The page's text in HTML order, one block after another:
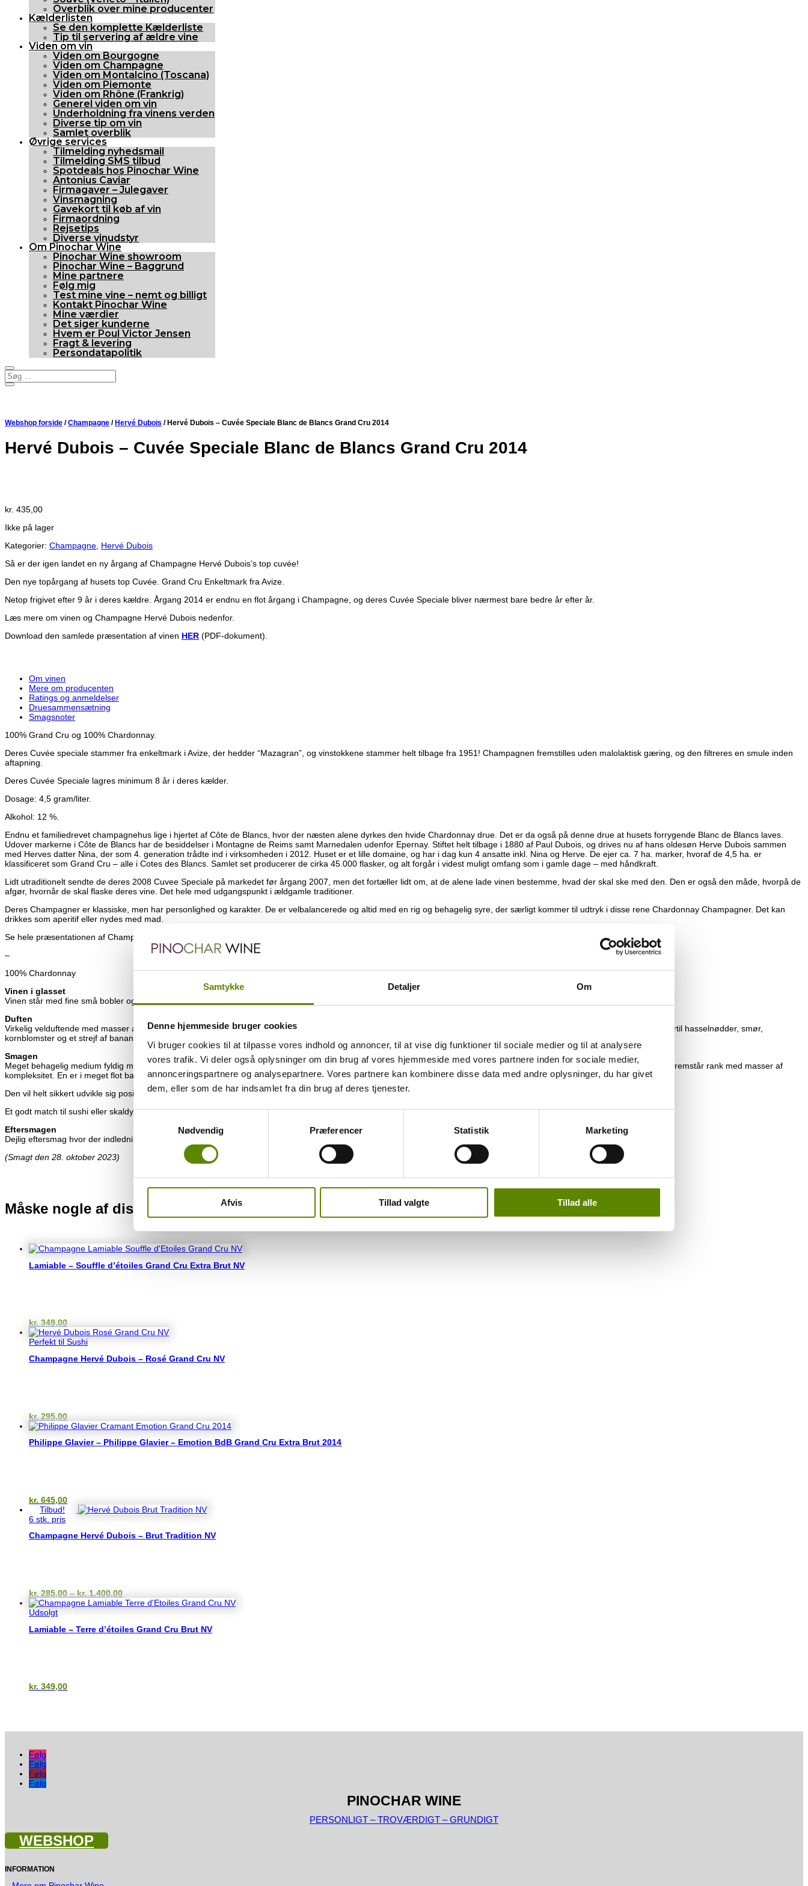
Samtykke Detaljer Om
Denne hjemmeside bruger cookies
Vi bruger cookies til at tilpasse vores indhold og annoncer, til at vise dig funktioner til sociale medier og til at analysere
vores trafik. Vi deler også oplysninger om din brug af vores hjemmeside med vores partnere inden for sociale medier,
annonceringspartnere og analysepartnere. Vores partnere kan kombinere disse data med andre oplysninger, du har givet
dem, eller som de har indsamlet fra din brug af deres tjenester.
Nødvendig
Præferencer Statistik Marketing
Afvis Tillad valgte Tillad alle
Overblik over mine producenter
Kælderlisten
Se den komplette Kælderliste
Tip til servering af ældre vine
Viden om vin
Viden om Bourgogne
Viden om Champagne
Viden om Montalcino (Toscana)
Viden om Piemonte
Viden om Rhône (Frankrig)
Generel viden om vin
Underholdning fra vinens verden
Diverse tip om vin
Samlet overblik
Øvrige services
Tilmelding nyhedsmail
Tilmelding SMS tilbud
Spotdeals hos Pinochar Wine
Antonius Caviar
Firmagaver – Julegaver
Vinsmagning
Gavekort til køb af vin
Firmaordning
Rejsetips
Diverse vinudstyr
Om Pinochar Wine
Pinochar Wine showroom
Pinochar Wine – Baggrund
Mine partnere
Følg mig
Test mine vine – nemt og billigt
Kontakt Pinochar Wine
Mine værdier
Det siger kunderne
Hvem er Poul Victor Jensen
Fragt & levering
Persondatapolitik
Webshop forside /Champagne / Hervé Dubois / Hervé Dubois – Cuvée Speciale Blanc de Blancs Grand Cru 2014
Hervé Dubois – Cuvée Speciale Blanc de Blancs Grand Cru 2014
kr. 435,00
Ikke på lager
Kategorier: Champagne Hervé Dubois
Så er der igen landet en ny årgang af Champagne Hervé Dubois’s top cuvée!
Den nye topårgang af husets top Cuvée. Grand Cru Enkeltmark fra Avize.
Netop frigivet efter 9 år i deres kældre. Årgang 2014 er endnu en flot årgang i Champagne, og deres Cuvée Speciale bliver nærmest bare bedre år efter år.
Læs mere om vinen og Champagne Hervé Dubois nedenfor.
Download den samlede præsentation af vinen HER (PDF-dokument).
Om vinen
Mere om producenten
Ratings og anmeldelser
Druesammensætning
Smagsnoter
100% Grand Cru og 100% Chardonnay.
Deres Cuvée speciale stammer fra enkeltmark i Avize, der hedder “Mazagran”, og vinstokkene stammer helt tilbage fra 1951! Champagnen fremstilles uden malolaktisk gæring, og den filtreres en smule inden
aftapning.
Deres Cuvée Speciale lagres minimum 8 år i deres kælder.
Dosage: 4,5 gram/liter.
Alkohol: 12 %.
Endnu et familiedrevet champagnehus lige i hjertet af Côte de Blancs, hvor der næsten alene dyrkes den hvide Chardonnay drue. Det er da også på denne drue at husets forrygende Blanc de Blancs laves.
Udover markerne i Côte de Blancs har de besiddelser i Montagne de Reims samt Marnedalen udenfor Epernay. Stiftet helt tilbage i 1880 af Paul Dubois, og drives nu af hans oldesøn Herve Dubois sammen
med Herves datter Nina, der som 4. generation trådte ind i virksomheden i 2012. Huset er et lille domaine, og har i dag kun 4 ansatte inkl. Nina og Herve. De ejer ca. 7 ha. marker, hvoraf de 4,5 ha. er
klassificeret som Grand Cru – alle i Cotes des Blancs. Samlet set producerer de cirka 45.000 flasker, og alt forgår i videst muligt omfang som i gamle dage – med håndkraft.
Lidt utraditionelt sendte de deres 2008 Cuvee Speciale på markedet før årgang 2007, men det fortæller lidt om, at de alene lade vinen bestemme, hvad der skal ske med den. Den er også den måde, hvorpå de
afgør, hvornår de skal flaske deres vine. Det hele med udgangspunkt i ældgamle traditioner.
Deres Champagner er klassiske, men har personlighed og karakter. De er velbalancerede og altid med en rig og behagelig syre, der særligt kommer til udtryk i disse rene Chardonnay Champagner. Det kan
drikkes som aperitif eller nydes med mad.
Se hele præsentationen af Champagne Hervé Dubois
–
100% Chardonnay
Vinen i glasset
Vinen står med fine små bobler og en flot lys korngylden farve.
Duften
Virkelig velduftende med masser af frugter med både tropiske og citrus ingredienser. Honningmelon, appelsiner, karambol og disket lim er blot nogle af frugtkomponenterne. Dertil hasselnødder, smør,
kornblomster og et strejf af bananlikør.
Smagen
Meget behagelig medium fyldig mousse, og masser af frisk ung frugt. Den fremstår meget frisk og ung, og med en flot høj koncentration. Syren er præcis og markant, og vinen fremstår rank med masser af
kompleksitet. En er i meget flot balance og en nydelse at drikke allerede nu.
Den vil helt sikkert udvikle sig positivt de næste 5-10 år, og have et par årtiers levetid.
Et godt match til sushi eller skaldyr. Eller blot til lidt fredags caviar…
Eftersmagen
Dejlig eftersmag hvor der indledningsvist er et frisk og let bitter bid fra den unge frugt. Det let bitre bliver liggende lidt, og afløses gradvist af en frisk og meget let sødlig frugt.
(Smagt den 28. oktober 2023)
Måske nogle af disse vine også kunne have din interesse?
Lamiable – Souffle d’étoiles Grand Cru Extra Brut NV
kr. 349,00
Perfekt til Sushi
Champagne Hervé Dubois – Rosé Grand Cru NV
kr. 295,00
Philippe Glavier – Philippe Glavier – Emotion BdB Grand Cru Extra Brut 2014
kr. 645,00
Tilbud!
6 stk. pris
Champagne Hervé Dubois – Brut Tradition NV
kr. 285,00 – kr. 1.400,00Prisinterval:
kr. 285,00
Udsolgt
Lamiable – Terre d’étoiles Grand Cru Brut NV
kr. 349,00
Følg
Følg
Følg
Følg
PINOCHAR WINE
PERSONLIGT – TROVÆRDIGT – GRUNDIGT
WEBSHOP
INFORMATION